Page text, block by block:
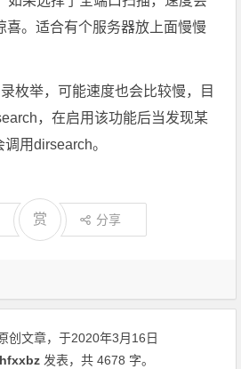
喜。适合有个服务器放上面慢慢
枚举，可能速度也会比较慢，目
，在启用该功能后当发现某
用dirsearch。
赏 分享
创文章，于2020年3月16日
发表，共 4678 字。